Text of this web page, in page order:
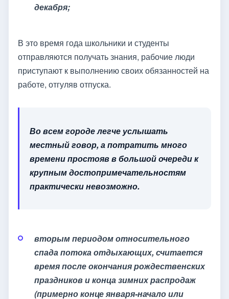
декабря;
В это время года школьники и студенты
отправляются получать знания, рабочие люди
приступают к выполнению своих обязанностей на
работе, отгуляв отпуска.
Во всем городе легче услышать
местный говор, а потратить много
времени простояв в большой очереди к
крупным достопримечательностям
практически невозможно.
вторым периодом относительного
спада потока отдыхающих, считается
время после окончания рождественских
праздников и конца зимних распродаж
(примерно конце января-начало или